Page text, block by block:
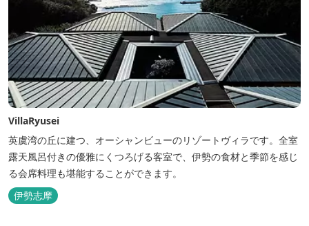
VillaRyusei
英虞湾の丘に建つ、オーシャンビューのリゾートヴィラです。全室
露天風呂付きの優雅にくつろげる客室で、伊勢の食材と季節を感じ
る会席料理も堪能することができます。
伊勢志摩